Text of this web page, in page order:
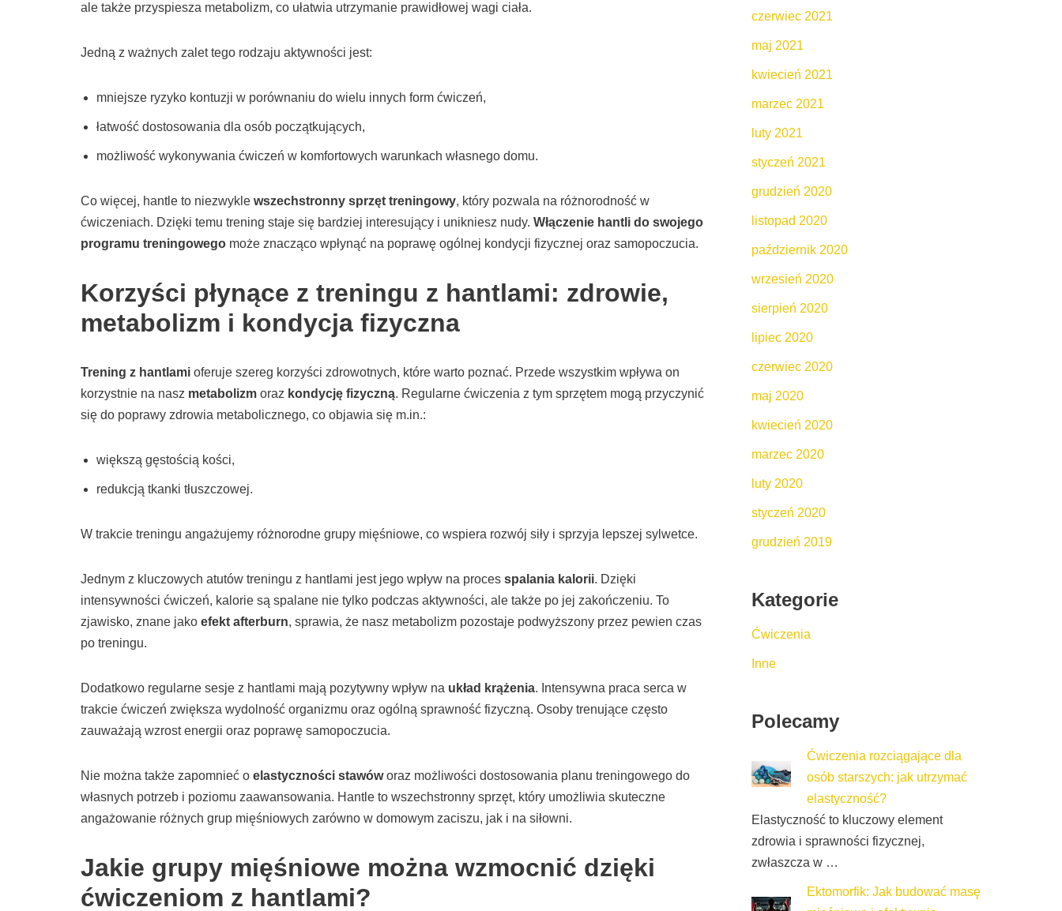
ale także przyspiesza metabolizm, co ułatwia utrzymanie prawidłowej wagi ciała.
Jedną z ważnych zalet tego rodzaju aktywności jest:
mniejsze ryzyko kontuzji w porównaniu do wielu innych form ćwiczeń,
łatwość dostosowania dla osób początkujących,
możliwość wykonywania ćwiczeń w komfortowych warunkach własnego domu.
Co więcej, hantle to niezwykle wszechstronny sprzęt treningowy, który pozwala na różnorodność w
ćwiczeniach. Dzięki temu trening staje się bardziej interesujący i unikniesz nudy. Włączenie hantli do swojego
programu treningowego może znacząco wpłynąć na poprawę ogólnej kondycji fizycznej oraz samopoczucia.
Korzyści płynące z treningu z hantlami: zdrowie,
metabolizm i kondycja fizyczna
Trening z hantlami oferuje szereg korzyści zdrowotnych, które warto poznać. Przede wszystkim wpływa on
korzystnie na nasz metabolizm oraz kondycję fizyczną. Regularne ćwiczenia z tym sprzętem mogą przyczynić
się do poprawy zdrowia metabolicznego, co objawia się m.in.:
większą gęstością kości,
redukcją tkanki tłuszczowej.
W trakcie treningu angażujemy różnorodne grupy mięśniowe, co wspiera rozwój siły i sprzyja lepszej sylwetce.
Jednym z kluczowych atutów treningu z hantlami jest jego wpływ na proces spalania kalorii. Dzięki
intensywności ćwiczeń, kalorie są spalane nie tylko podczas aktywności, ale także po jej zakończeniu. To
zjawisko, znane jako efekt afterburn, sprawia, że nasz metabolizm pozostaje podwyższony przez pewien czas
po treningu.
Dodatkowo regularne sesje z hantlami mają pozytywny wpływ na układ krążenia. Intensywna praca serca w
trakcie ćwiczeń zwiększa wydolność organizmu oraz ogólną sprawność fizyczną. Osoby trenujące często
zauważają wzrost energii oraz poprawę samopoczucia.
Nie można także zapomnieć o elastyczności stawóworaz możliwości dostosowania planu treningowego do
własnych potrzeb i poziomu zaawansowania. Hantle to wszechstronny sprzęt, który umożliwia skuteczne
angażowanie różnych grup mięśniowych zarówno w domowym zaciszu, jak i na siłowni.
Jakie grupy mięśniowe można wzmocnić dzięki
ćwiczeniom z hantlami?
czerwiec 2021
maj 2021
kwiecień 2021
marzec 2021
luty 2021
styczeń 2021
grudzień 2020
listopad 2020
październik 2020
wrzesień 2020
sierpień 2020
lipiec 2020
czerwiec 2020
maj 2020
kwiecień 2020
marzec 2020
luty 2020
styczeń 2020
grudzień 2019
Kategorie
Ćwiczenia
Inne
Polecamy
Ćwiczenia rozciągające dla
osób starszych: jak utrzymać
elastyczność?
Elastyczność to kluczowy element
zdrowia i sprawności fizycznej,
zwłaszcza w …
Ektomorfik: Jak budować masę